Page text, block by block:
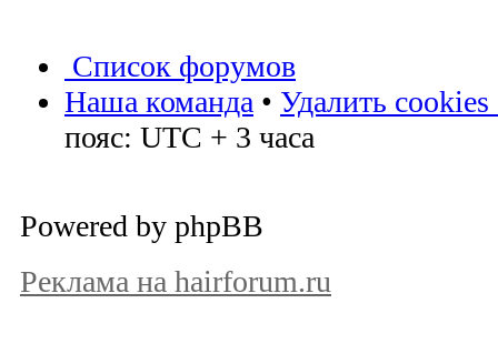
Список форумов
Наша команда • Удалить
пояс: UTC + 3 часа
Powered by phpBB
Реклама на hairforum.ru